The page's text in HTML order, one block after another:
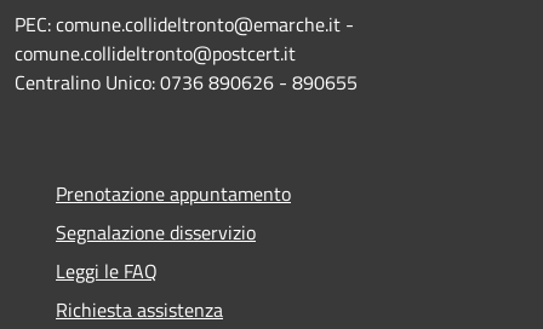
PEC: comune.collideltronto@emarche.it -
comune.collideltronto@postcert.it
Centralino Unico: 0736 890626 - 890655
Prenotazione appuntamento
Segnalazione disservizio
Leggi le FAQ
Richiesta assistenza